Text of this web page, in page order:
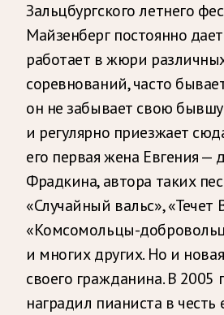
Зальцбургского летнего
Майзенберг постоянно
работает в жюри
соревнований, часто
он не забывает свою
и регулярно приезжает
его первая жена Евгения —
Фрадкина, автора таких
«Случайный вальс», «Течет
«Комсомольцы-
и многих других. Но и
своего гражданина. В 2005
наградил пианиста в честь